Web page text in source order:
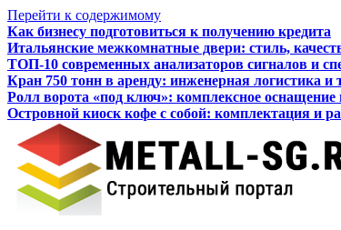
Перейти к содержимому
Итальянские межкомнатные двери: стиль,
ТОП-10 современных анализаторов сигналов и
Кран 750 тонн в аренду: инженерная логистика
Ролл ворота «под ключ»: комплексное оснащение
Островной киоск кофе с собой: комплектация и
Как бизнесу подготовиться к получению кредита